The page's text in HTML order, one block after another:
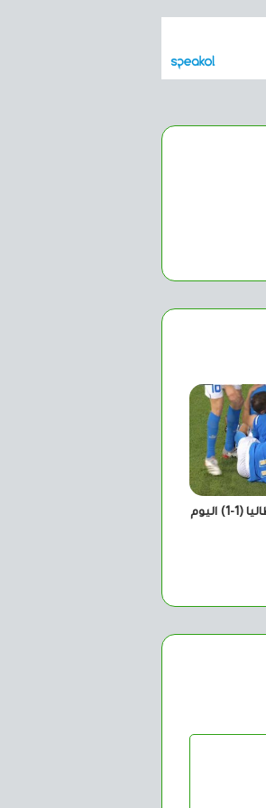
أهداف مباراة ألمانيا وإيطاليا (1-1) اليوم